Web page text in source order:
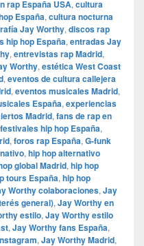
rap España USA, cultura
España, cultura nocturna
Jay Worthy, discos rap
hip hop España, entradas Jay
, entrevistas rap Madrid,
Worthy, estética West Coast
, eventos de cultura callejera
, eventos musicales Madrid,
España, experiencias
Madrid, fans de rap en
festivales hip hop España,
, foros rap España, G-funk
, hip hop alternativo
global Madrid, hip hop
tours España, hip hop
Worthy colaboraciones, Jay
general), Jay Worthy en
estilo, Jay Worthy estilo
, Jay Worthy fans España,
, Jay Worthy Madrid,